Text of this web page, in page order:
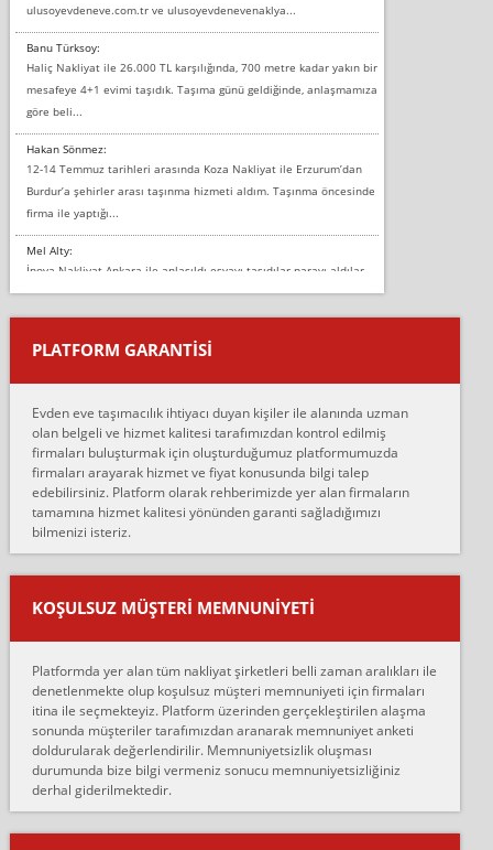
ulusoyevdeneve.com.tr ve ulusoyevdenevenaklya...
Banu Türksoy:
Haliç Nakliyat ile 26.000 TL karşılığında, 700 metre kadar yakın bir
mesafeye 4+1 evimi taşıdık. Taşıma günü geldiğinde, anlaşmamıza
göre beli...
Hakan Sönmez:
12-14 Temmuz tarihleri arasında Koza Nakliyat ile Erzurum’dan
Burdur’a şehirler arası taşınma hizmeti aldım. Taşınma öncesinde
firma ile yaptığı...
Mel Alty:
İnova Nakliyat Ankara ile anlaşıldı eşyayı taşıdılar parayı aldılar.
Salon duvarına bir baktım birisi boydan alüminyum renkli bantı
yapıştırm...
Murat:
çalıştıklarını, müş...
Ahmet:
Lüleburgaz güngünes evden eve naklyat eşyalarımı taşımak için
anlaştık sabah eve geldiklerinde de eşyalarımı düzgün şekilde
sarcaz demelerine r...
mehmet güldü:
Ankara ALİCANLAR NAKLİYAT Tutarsız ve ticari ahlak problemleri
var verdikleri fiyat teklifini arttırdılar. Sonrasında taşıma gününde
oldukça tutarsı...
Ankara Alicanlar naklyat tel 5465524025. 2600 TL'ye ankaradan
Konya ya Alicanlar naklyat la anlaştık bu şahıs evin taşınacağı gün
fiyatın mazoto gele...
Fatih kokmese:
Diyarbakır dan eşyamı getirtmek için anlaştım sözleşme yaptım.
Son anda fiyat artırdılar.. mecburiyetten tasittim.. bu kişiler ağrılı
PLATFORM GARANTİSİ
Evden eve taşımacılık ihtiyacı duyan kişiler ile alanında uzman
olan belgeli ve hizmet kalitesi tarafımızdan kontrol edilmiş
firmaları buluşturmak için oluşturduğumuz platformumuzda
firmaları arayarak hizmet ve fiyat konusunda bilgi talep
edebilirsiniz. Platform olarak rehberimizde yer alan firmaların
tamamına hizmet kalitesi yönünden garanti sağladığımızı
bilmenizi isteriz.
KOŞULSUZ MÜŞTERI MEMNUNIYETI
Platformda yer alan tüm nakliyat şirketleri belli zaman aralıkları ile
denetlenmekte olup koşulsuz müşteri memnuniyeti için firmaları
itina ile seçmekteyiz. Platform üzerinden gerçekleştirilen alaşma
sonunda müşteriler tarafımızdan aranarak memnuniyet anketi
doldurularak değerlendirilir. Memnuniyetsizlik oluşması
durumunda bize bilgi vermeniz sonucu memnuniyetsizliğiniz
derhal giderilmektedir.